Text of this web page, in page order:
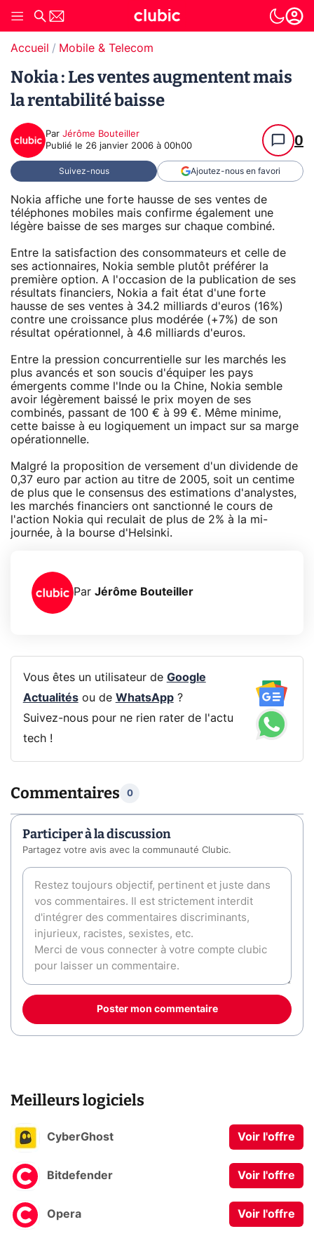
Accueil Mobile & Telecom
Nokia : Les ventes augmentent mais
la rentabilité baisse
Par Jérôme Bouteiller
Publié le 26 janvier 2006 à 00h00 0
Suivez-nous Ajoutez-nous en favori
Nokia affiche une forte hausse de ses ventes de
téléphones mobiles mais confirme également une
légère baisse de ses marges sur chaque combiné.
Entre la satisfaction des consommateurs et celle de
ses actionnaires, Nokia semble plutôt préférer la
première option. A l'occasion de la publication de ses
résultats financiers, Nokia a fait état d'une forte
hausse de ses ventes à 34.2 milliards d'euros (16%)
contre une croissance plus modérée (+7%) de son
résultat opérationnel, à 4.6 milliards d'euros.
Entre la pression concurrentielle sur les marchés les
plus avancés et son soucis d'équiper les pays
émergents comme l'Inde ou la Chine, Nokia semble
avoir légèrement baissé le prix moyen de ses
combinés, passant de 100 € à 99 €. Même minime,
cette baisse à eu logiquement un impact sur sa marge
opérationnelle.
Malgré la proposition de versement d'un dividende de
0,37 euro par action au titre de 2005, soit un centime
de plus que le consensus des estimations d'analystes,
les marchés financiers ont sanctionné le cours de
l'action Nokia qui reculait de plus de 2% à la mi-
journée, à la bourse d'Helsinki.
Par Jérôme Bouteiller
Vous êtes un utilisateur de Google
Actualitésou de WhatsApp?
Suivez-nous pour ne rien rater de l'actu
tech !
Commentaires 0
Participer à la discussion
Partagez votre avis avec la communauté Clubic.
Poster mon commentaire
Meilleurs logiciels
CyberGhost Voir l'offre
Bitdefender Voir l'offre
Opera Voir l'offre